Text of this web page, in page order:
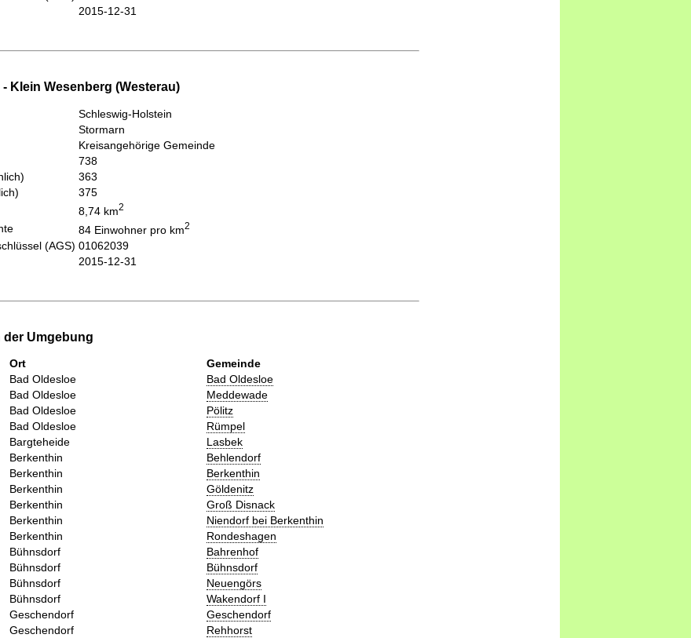
2015-12-31
- Klein Wesenberg (Westerau)
Schleswig-Holstein
Stormarn
Kreisangehörige Gemeinde
738
363
375
8,74 km2
84 Einwohner pro km2
(AGS) 01062039
2015-12-31
der Umgebung
Ort
Gemeinde
Bad Oldesloe
Bad Oldesloe
Bad Oldesloe
Meddewade
Bad Oldesloe
Pölitz
Bad Oldesloe
Rümpel
Bargteheide
Lasbek
Berkenthin
Behlendorf
Berkenthin
Berkenthin
Berkenthin
Göldenitz
Berkenthin
Groß Disnack
Berkenthin
Niendorf bei Berkenthin
Berkenthin
Rondeshagen
Bühnsdorf
Bahrenhof
Bühnsdorf
Bühnsdorf
Bühnsdorf
Neuengörs
Bühnsdorf
Wakendorf I
Geschendorf
Geschendorf
Geschendorf
Rehhorst